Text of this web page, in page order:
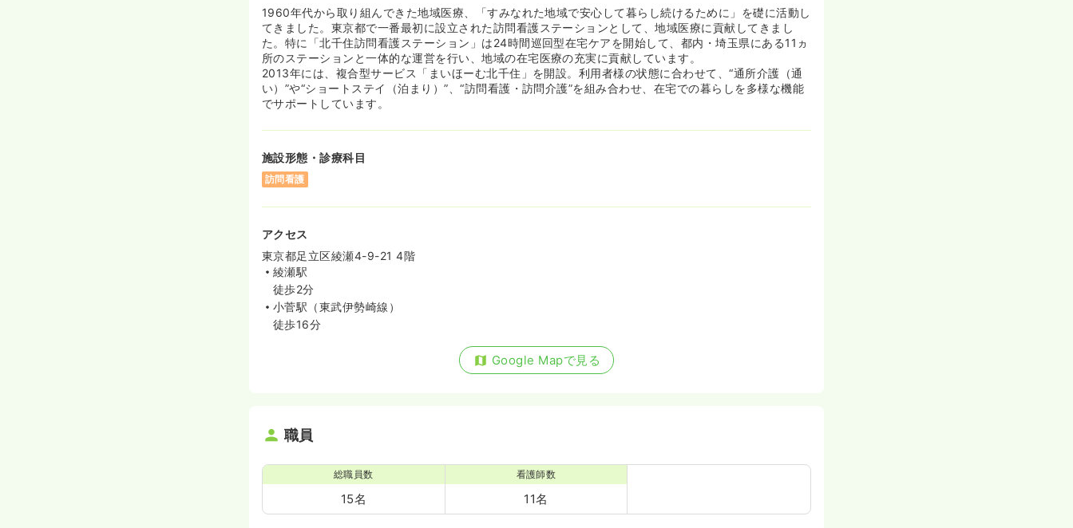
1960年代から取り組んできた地域医療、「すみなれた地域で安心して暮らし続けるために」を礎に活動し
てきました。東京都で一番最初に設立された訪問看護ステーションとして、地域医療に貢献してきまし
た。特に「北千住訪問看護ステーション」は24時間巡回型在宅ケアを開始して、都内・埼玉県にある11ヵ
所のステーションと一体的な運営を行い、地域の在宅医療の充実に貢献しています。
2013年には、複合型サービス「まいほーむ北千住」を開設。利用者様の状態に合わせて、“通所介護（通
い）”や“ショートステイ（泊まり）”、“訪問看護・訪問介護”を組み合わせ、在宅での暮らしを多様な機能
でサポートしています。
施設形態・診療科目
訪問看護
アクセス
東京都足立区綾瀬4-9-21 4階
綾瀬駅
徒歩2分
小菅駅（東武伊勢崎線）
徒歩16分
Google Mapで見る
職員
総職員数
15名
看護師数
11名